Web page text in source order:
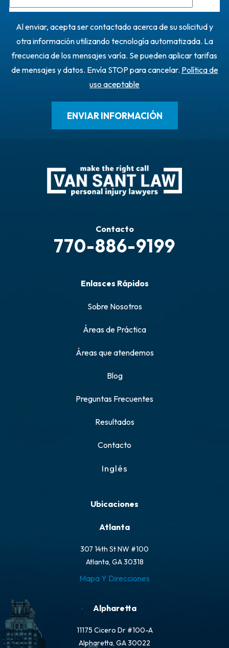
Al enviar, acepta ser contactado acerca de su solicitud y
otra información utilizando tecnología automatizada. La
frecuencia de los mensajes varía. Se pueden aplicar tarifas
de mensajes y datos. Envía STOP para cancelar. Política de
uso aceptable
Contacto
770-886-9199
Enlasces Rápidos
Sobre Nosotros
Áreas de Práctica
Áreas que atendemos
Blog
Preguntas Frecuentes
Resultados
Contacto
Inglés
Ubicaciones
Atlanta
307 14th St NW #100
Atlanta, GA 30318
Mapa Y Direcciones
Alpharetta
11175 Cicero Dr #100-A
Alpharetta, GA 30022